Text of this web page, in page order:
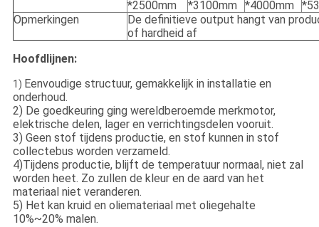
*2500mm *3100mm *4000mm
Opmerkingen
De definitieve output hangt van
of hardheid af
Hoofdlijnen:
1) Eenvoudige structuur, gemakkelijk in installatie en
onderhoud.
2) De goedkeuring ging wereldberoemde merkmotor,
elektrische delen, lager en verrichtingsdelen vooruit.
3) Geen stof tijdens productie, en stof kunnen in stof
collectebus worden verzameld.
4)Tijdens productie, blijft de temperatuur normaal, niet zal
worden heet. Zo zullen de kleur en de aard van het
materiaal niet veranderen.
5) Het kan kruid en oliemateriaal met oliegehalte
10%~20% malen.